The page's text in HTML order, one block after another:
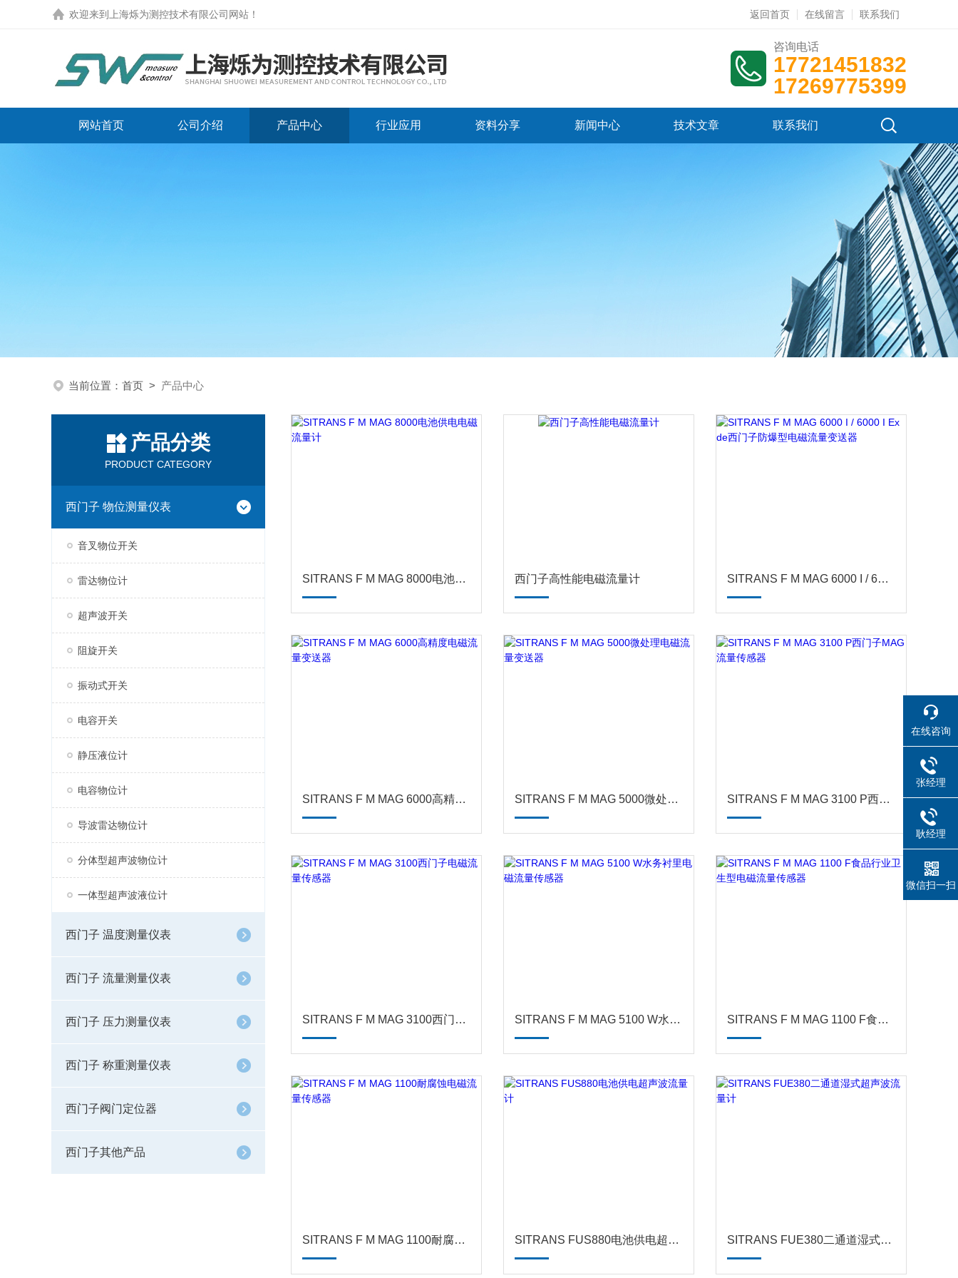
欢迎来到 上海烁为测控技术有限公司网站 ！ 返回首页 在线留言 联系我们
咨询电话
17721451832
17269775399
网站首页 公司介绍 产品中心 行业应用 资料分享 新闻中心 技术文章 联系我们
当前位置： 首页 > 产品中心
产品分类
PRODUCT CATEGORY
西门子 物位测量仪表
音叉物位开关
雷达物位计
超声波开关
阻旋开关
振动式开关
电容开关
静压液位计
电容物位计
导波雷达物位计
分体型超声波物位计
一体型超声波液位计
西门子 温度测量仪表
西门子 流量测量仪表
西门子 压力测量仪表
西门子 称重测量仪表
西门子阀门定位器
西门子其他产品
SITRANS F M MAG 8000电池供电电磁流量计 西门子高性能电磁流量计 SITRANS F M MAG 6000 I / 6000 I Ex de西门子防爆型电磁流量变送器
SITRANS F M MAG 6000高精度电磁流量变送器 SITRANS F M MAG 5000微处理电磁流量变送器 SITRANS F M MAG 3100 P西门子MAG流量传感器
SITRANS F M MAG 3100西门子电磁流量传感器 SITRANS F M MAG 5100 W水务衬里电磁流量传感器 SITRANS F M MAG 1100 F食品行业卫生型电磁流量传感器
SITRANS F M MAG 1100耐腐蚀电磁流量传感器 SITRANS FUS880电池供电超声波流量计 SITRANS FUE380二通道湿式超声波流量计
在线咨询
张经理
耿经理
微信扫一扫